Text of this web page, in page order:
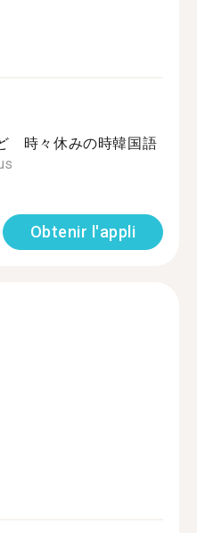
時々休みの時韓国語
Obtenir l'appli